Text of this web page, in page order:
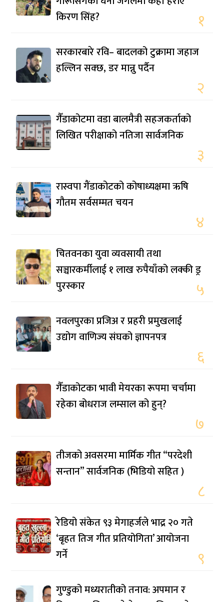
किरण सिंह?
१
सरकारबारे रवि– बादलको टुक्रामा जहाज
हल्लिन सक्छ, डर मान्नु पर्दैन
२
गैँडाकोटमा वडा बालमैत्री सहजकर्ताको
लिखित परीक्षाको नतिजा सार्वजनिक
३
रास्वपा गैंडाकोटको कोषाध्यक्षमा ऋषि
गौतम सर्वसम्मत चयन
४
चितवनका युवा व्यवसायी तथा
सञ्चारकर्मीलाई १ लाख रुपैयाँको लक्की ड्र
पुरस्कार
५
नवलपुरका प्रजिअ र प्रहरी प्रमुखलाई
उद्योग वाणिज्य संघको ज्ञापनपत्र
६
गैँडाकोटका भावी मेयरका रूपमा चर्चामा
रहेका बोधराज लम्साल को हुन्?
७
तीजको अवसरमा मार्मिक गीत “परदेशी
सन्तान” सार्वजनिक (भिडियो सहित )
८
रेडियो संकेत ९३ मेगाहर्जले भाद्र २० गते
‘बृहत तिज गीत प्रतियोगिता’ आयोजना
गर्ने
९
गुण्डुको मध्यरातीको तनाव: अपमान र